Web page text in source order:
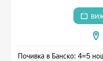
Почивка в Банско: 4=5